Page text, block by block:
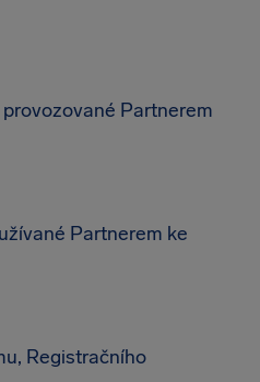
Partnerem
Partnerem ke
Registračního